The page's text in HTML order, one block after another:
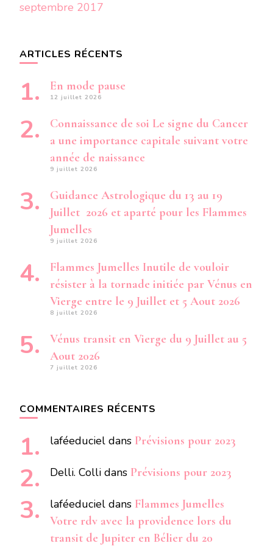
septembre 2017
ARTICLES RÉCENTS
En mode pause
12 juillet 2026
Connaissance de soi Le signe du Cancer
a une importance capitale suivant votre
année de naissance
9 juillet 2026
Guidance Astrologique du 13 au 19
Juillet 2026 et aparté pour les Flammes
Jumelles
9 juillet 2026
Flammes Jumelles Inutile de vouloir
résister à la tornade initiée par Vénus en
Vierge entre le 9 Juillet et 5 Aout 2026
8 juillet 2026
Vénus transit en Vierge du 9 Juillet au 5
Aout 2026
7 juillet 2026
COMMENTAIRES RÉCENTS
laféeduciel dans Prévisions pour 2023
Delli. Colli dans Prévisions pour 2023
laféeduciel dans Flammes Jumelles
Votre rdv avec la providence lors du
transit de Jupiter en Bélier du 20